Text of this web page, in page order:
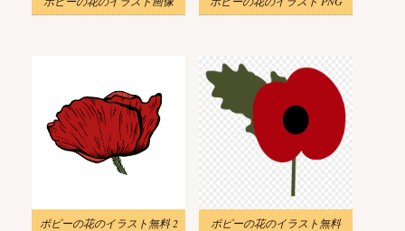
ポピーの花のイラスト無料 2 ポピーの花のイラスト無料